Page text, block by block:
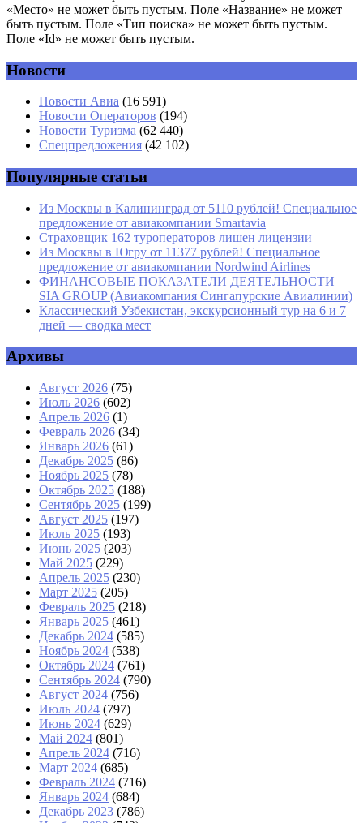
Имя *
Email*
«Место» не может быть пустым. Поле «Название» не может
быть пустым. Поле «Тип поиска» не может быть пустым.
Поле «Id» не может быть пустым.
Новости
Новости Авиа (16 591)
Новости Операторов (194)
Новости Туризма (62 440)
Спецпредложения (42 102)
Популярные статьи
Из Москвы в Калининград от 5110 рублей! Специальное
предложение от авиакомпании Smartavia
Страховщик 162 туроператоров лишен лицензии
Из Москвы в Югру от 11377 рублей! Специальное
предложение от авиакомпании Nordwind Airlines
ФИНАНСОВЫЕ ПОКАЗАТЕЛИ ДЕЯТЕЛЬНОСТИ
SIA GROUP (Авиакомпания Сингапурские Авиалинии)
Классический Узбекистан, экскурсионный тур на 6 и 7
дней — сводка мест
Архивы
Август 2026 (75)
Июль 2026 (602)
Апрель 2026 (1)
Февраль 2026 (34)
Январь 2026 (61)
Декабрь 2025 (86)
Ноябрь 2025 (78)
Октябрь 2025 (188)
Сентябрь 2025 (199)
Август 2025 (197)
Июль 2025 (193)
Июнь 2025 (203)
Май 2025 (229)
Апрель 2025 (230)
Март 2025 (205)
Февраль 2025 (218)
Январь 2025 (461)
Декабрь 2024 (585)
Ноябрь 2024 (538)
Октябрь 2024 (761)
Сентябрь 2024 (790)
Август 2024 (756)
Июль 2024 (797)
Июнь 2024 (629)
Май 2024 (801)
Апрель 2024 (716)
Март 2024 (685)
Февраль 2024 (716)
Январь 2024 (684)
Декабрь 2023 (786)